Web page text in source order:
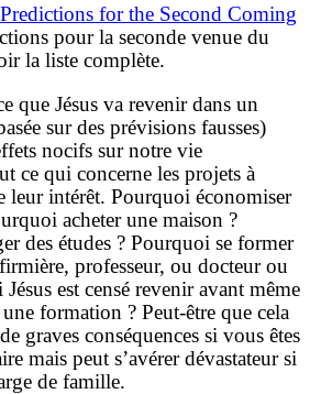
Predictions for the Second Coming
pour la seconde venue du
la liste complète.
que Jésus va revenir dans un
sur des prévisions fausses)
nocifs sur notre vie
ce qui concerne les projets à
leur intérêt. Pourquoi économiser
acheter une maison ?
des études ? Pourquoi se former
professeur, ou docteur ou
Jésus est censé revenir avant même
formation ? Peut-être que cela
graves conséquences si vous êtes
mais peut s’avérer dévastateur si
de famille.